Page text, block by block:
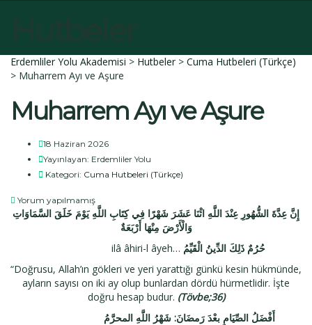
Erdemliler Yolu Akademisi > Hutbeler> Cuma Hutbeleri (Türkçe)
> Muharrem Ayı ve Aşure
Muharrem Ayı ve Aşure
18 Haziran 2026
Yayınlayan: Erdemliler Yolu
Kategori: Cuma Hutbeleri (Türkçe)
Yorum yapılmamış
إِنَّ عِدَّةَ الشُّهُورِ عِنْدَ اللَّهِ اثْنَا عَشَرَ شَهْرًا فِي كِتَابِ اللَّهِ يَوْمَ خَلَقَ السَّمَاوَاتِ
وَالْأَرْضَ مِنْهَا أَرْبَعَةٌ
ilâ âhiri-l âyeh…
حُرُمٌ ذَلِكَ الدِّينُ الْقَيِّمُ
“Doğrusu, Allah’ın gökleri ve yeri yarattığı günkü kesin hükmünde,
ayların sayısı on iki ay olup bunlardan dördü hürmetlidir. İşte
doğru hesap budur. (Tövbe;36)
أَفْضَلُ الصِّيَامِ بعْدَ رَمضَانَ: شَهْرُ اللَّهِ المحرَّمُ